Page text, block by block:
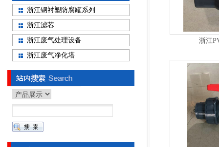
浙江钢衬塑防腐罐系列
浙江滤芯
浙江废气处理设备
浙江废气净化塔
浙江